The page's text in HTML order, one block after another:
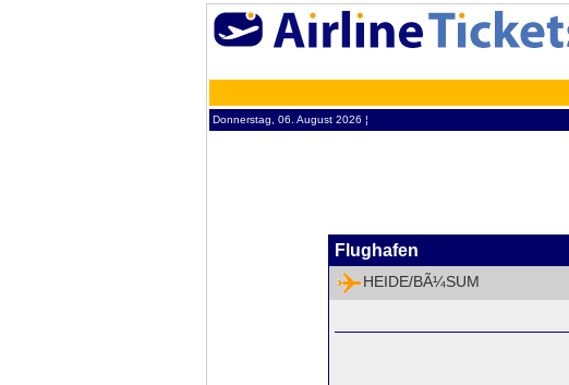
Donnerstag, 06. August 2026 ¦
Flughafen
HEIDE/BÃ¼SUM